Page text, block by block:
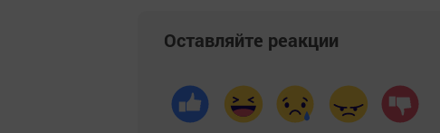
Оставляйте реакции